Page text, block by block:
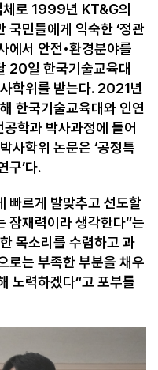
로 1999년 KT&G의
국민들에게 익숙한‘정관
에서 안전•환경분야를
20일 한국기술교육대
학위를 받는다. 2021년
한국기술교육대와 인연
공학과 박사과정에 들어
박사학위 논문은 ‘공정특
구’다.
빠르게 발맞추고 선도할
잠재력이라 생각한다“는
목소리를 수렴하고 과
로는 부족한 부분을 채우
노력하겠다“고 포부를